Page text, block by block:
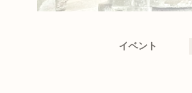
イベント